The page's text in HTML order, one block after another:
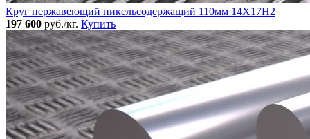
Круг нержавеющий никельсодержащий 110мм 14Х17Н2
197 600 руб./кг. Купить